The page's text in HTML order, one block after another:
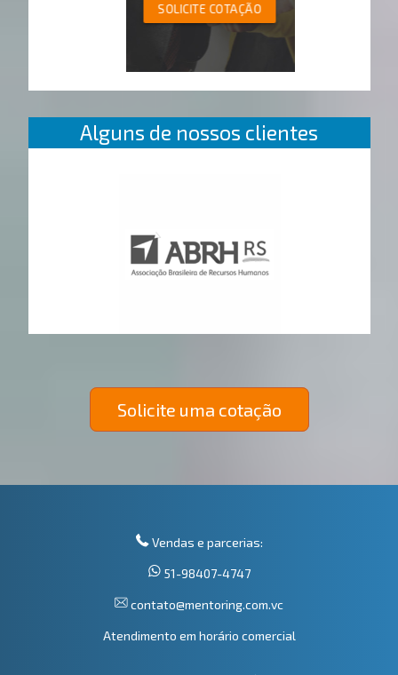
SOLICITE COTAÇÃO
Alguns de nossos clientes
Solicite uma cotação
Vendas e parcerias:
51-98407-4747
contato@mentoring.com.vc
Atendimento em horário comercial